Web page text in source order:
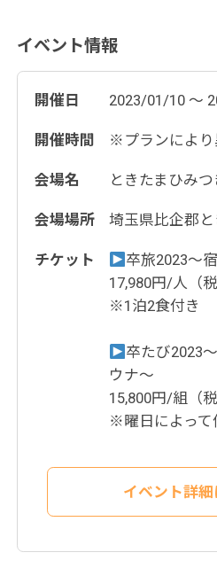
イベント情報
開催日 2023/01/10 ～
開催時間 ※プランにより
会場名 ときたまひみつ
会場場所 埼玉県比企郡
チケット
卒旅2023〜
17,980円/人（税
※1泊2食付き
卒たび2023
ウナ〜
15,800円/組（
※曜日によって
イベント詳細